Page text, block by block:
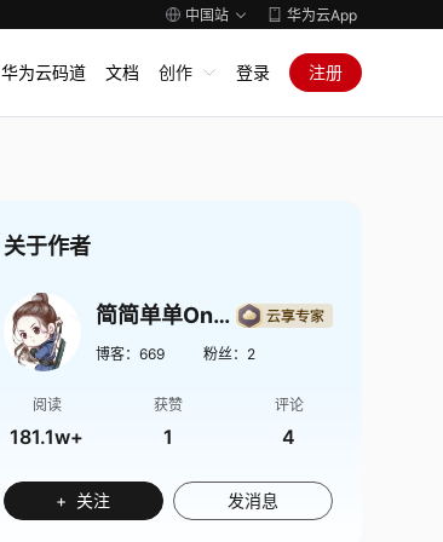
中国站 华为云App
华为云码道 文档 创作 登录 注册
关于作者
简简单单Onlinezuozuo
博客： 669 粉丝： 2
阅读
181.1w+
获赞
1
评论
4
+ 关注 发消息